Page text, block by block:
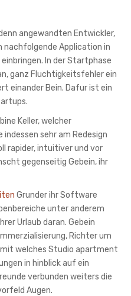
angewandten Entwickler,
nachfolgende Application in
In der Startphase
ganz Fluchtigkeitsfehler ein
einander Bein. Dafur ist ein
Keller, welcher
sehr am Redesign
rapider, intuitiver und vor
gegenseitig Gebein, ihr
Grunder ihr Software
unter anderem
Urlaub daran. Gebein
Richter um
welches Studio apartment
in hinblick auf ein
verbunden weiters die
Augen.